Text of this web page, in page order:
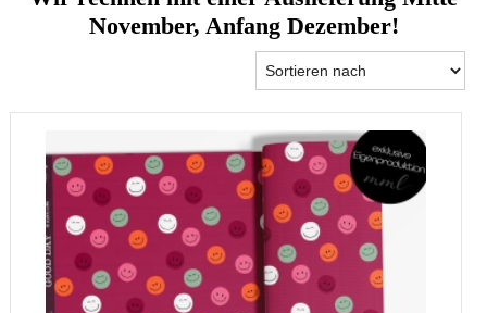
November, Anfang Dezember!